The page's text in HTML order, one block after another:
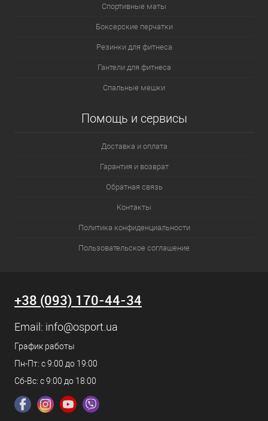
Спортивные маты
Боксерские перчатки
Резинки для фитнеса
Гантели для фитнеса
Спальные мешки
Помощь и сервисы
Доставка и оплата
Гарантия и возврат
Обратная связь
Контакты
Политика конфиденциальности
Пользовательское соглашение
+38 (093) 170-44-34
Email: info@osport.ua
График работы
Пн-Пт: с 9:00 до 19:00
Сб-Вс: с 9:00 до 18:00